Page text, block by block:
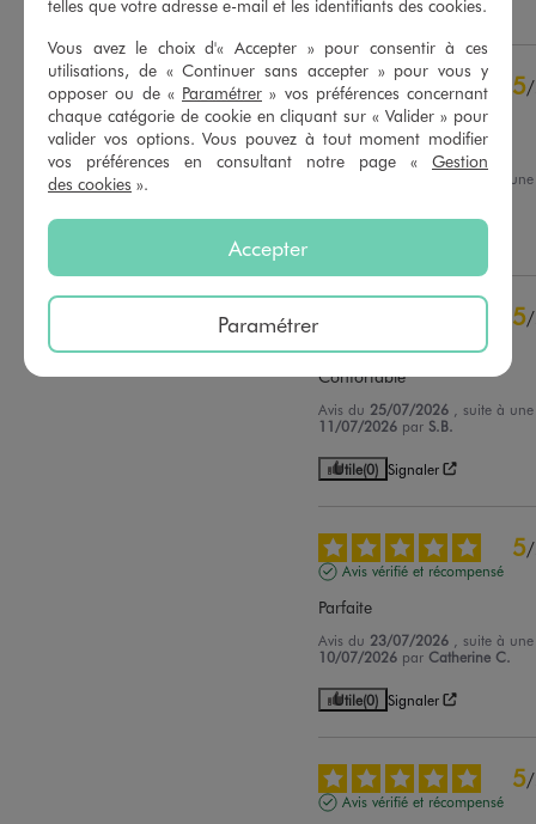
Voir tous les avis sur ce site
5étoiles
34
3étoiles
2
2étoiles
0
1étoile 0
Utile(0) Signaler
5/
Avis vérifié et récompensé
Parfait
, suite à
5/
Confortable
Avis du 25/07/2026
, suite à
11/07/2026 par S.B.
Utile(0) Signaler
5/
Avis vérifié et récompensé
Parfaite
Avis du 23/07/2026
, suite à
10/07/2026 parCatherine C.
Utile(0) Signaler
5/
Avis vérifié et récompensé
telles que votre adresse e-mail et les identifiants des cookies.
Vous avez le choix d'« Accepter » pour consentir à ces
utilisations, de « Continuer sans accepter » pour vous y
opposer ou de « Paramétrer » vos préférences concernant
chaque catégorie de cookie en cliquant sur « Valider » pour
valider vos options. Vous pouvez à tout moment modifier
vos préférences en consultant notre page « Gestion
des cookies ».
Accepter
Paramétrer